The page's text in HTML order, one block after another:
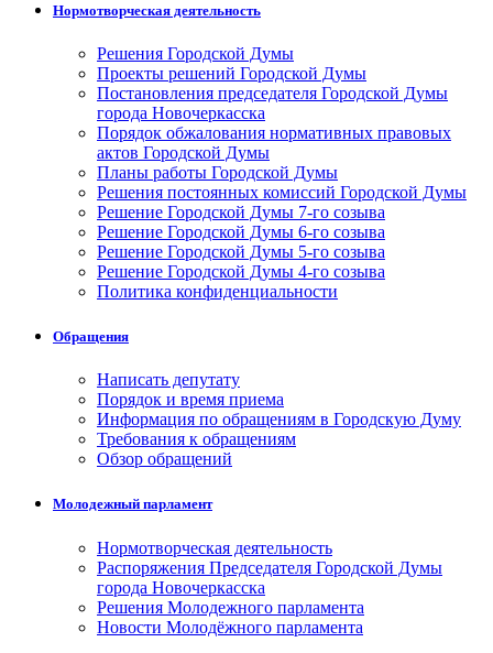
Нормотворческая деятельность
Решения Городской Думы
Проекты решений Городской Думы
Постановления председателя Городской Думы
города Новочеркасска
Порядок обжалования нормативных правовых
актов Городской Думы
Планы работы Городской Думы
Решения постоянных комиссий Городской Думы
Решение Городской Думы 7-го созыва
Решение Городской Думы 6-го созыва
Решение Городской Думы 5-го созыва
Решение Городской Думы 4-го созыва
Политика конфиденциальности
Обращения
Написать депутату
Порядок и время приема
Информация по обращениям в Городскую Думу
Требования к обращениям
Обзор обращений
Молодежный парламент
Нормотворческая деятельность
Распоряжения Председателя Городской Думы
города Новочеркасска
Решения Молодежного парламента
Новости Молодёжного парламента